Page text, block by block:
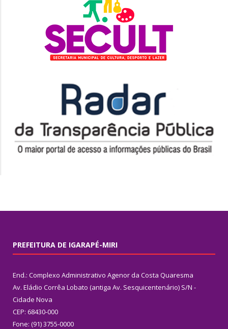
PREFEITURA DE IGARAPÉ-MIRI
End.: Complexo Administrativo Agenor da Costa Quaresma
Av. Eládio Corrêa Lobato (antiga Av. Sesquicentenário) S/N -
Cidade Nova
CEP: 68430-000
Fone: (91) 3755-0000